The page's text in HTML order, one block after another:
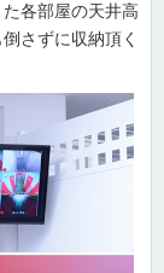
各部屋の天井高
さずに収納頂く